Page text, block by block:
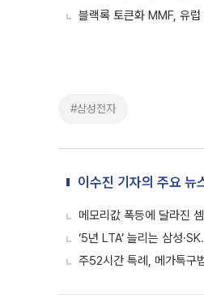
블랙록 토큰화 MMF, 유럽
#삼성전자
이수진 기자의 주요 뉴
메모리값 폭등에 달라진
‘5년 LTA’ 늘리는 삼성
주52시간 특례, 메가특구